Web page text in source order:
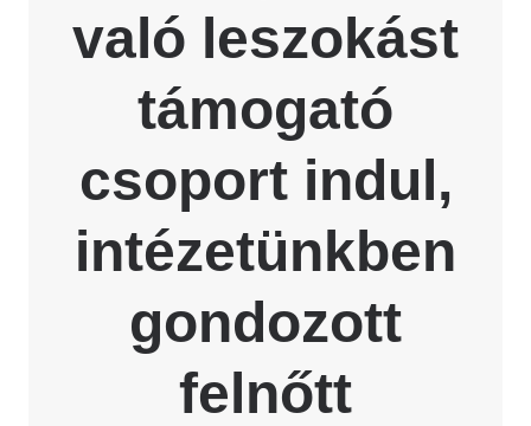
való leszokást
támogató
csoport indul,
intézetünkben
gondozott
felnőtt